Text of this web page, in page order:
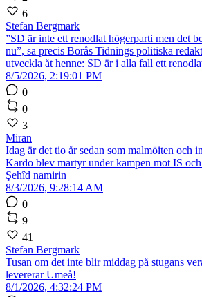
6
Stefan Bergmark
”SD är inte ett renodlat högerparti men det
nu”, sa precis Borås Tidnings politiska
utveckla åt henne: SD är i alla fall ett
8/5/2026, 2:19:01 PM
0
0
3
Miran
Idag är det tio år sedan som malmöiten och
Kardo blev martyr under kampen mot IS
Şehîd namirin
8/3/2026, 9:28:14 AM
0
9
41
Stefan Bergmark
Tusan om det inte blir middag på stugans
levererar Umeå!
8/1/2026, 4:32:24 PM